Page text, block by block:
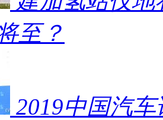
至？
2019中国汽